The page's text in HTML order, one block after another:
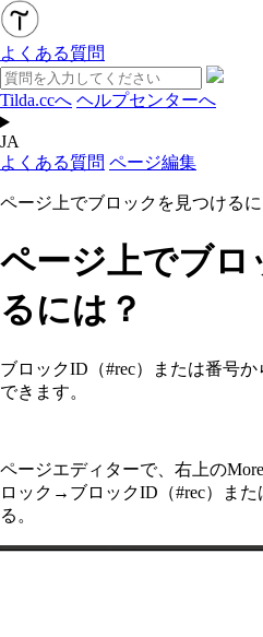
よくある質問
Tilda.ccへ ヘルプセンターへ
JA
よくある質問 ページ編集
ページ上でブロックを見つけるに
ページ上でブロ
るには？
ブロックID（#rec）または番号
できます。
ページエディターで、右上の
ロック→ブロックID（#rec）ま
る。